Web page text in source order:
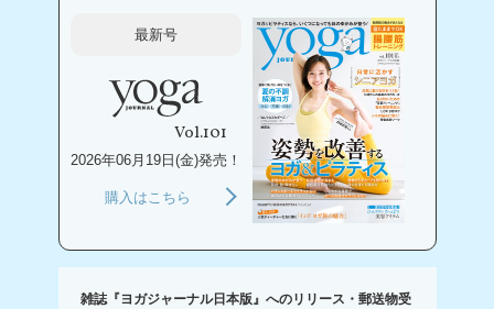
最新号
Vol.101
2026年06月19日(金)発売！
購入はこちら
雑誌『ヨガジャーナル日本版』へのリリース・郵送物受